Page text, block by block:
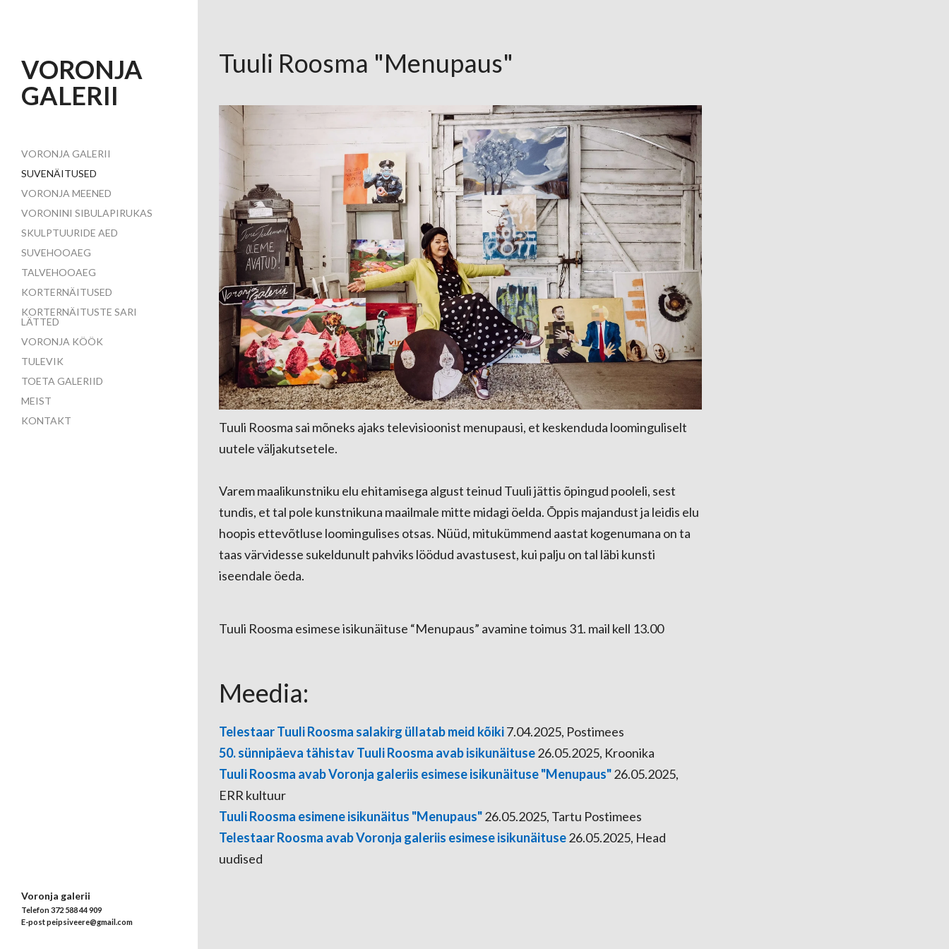
VORONJA
GALERII
VORONJA GALERII
SUVENÄITUSED
VORONJA MEENED
VORONINI SIBULAPIRUKAS
SKULPTUURIDE AED
SUVEHOOAEG
TALVEHOOAEG
KORTERNÄITUSED
KORTERNÄITUSTE SARI
LÄTTED
VORONJA KÖÖK
TULEVIK
TOETA GALERIID
MEIST
KONTAKT
Tuuli Roosma "Menupaus"
Tuuli Roosma sai mõneks ajaks televisioonist menupausi, et keskenduda loominguliselt
uutele väljakutsetele.
Varem maalikunstniku elu ehitamisega algust teinud Tuuli jättis õpingud pooleli, sest
tundis, et tal pole kunstnikuna maailmale mitte midagi öelda. Õppis majandust ja leidis elu
hoopis ettevõtluse loomingulises otsas. Nüüd, mitukümmend aastat kogenumana on ta
taas värvidesse sukeldunult pahviks löödud avastusest, kui palju on tal läbi kunsti
iseendale öeda.
Tuuli Roosma esimese isikunäituse “Menupaus” avamine toimus 31. mail kell 13.00
Meedia:
Telestaar Tuuli Roosma salakirg üllatab meid kõiki7.04.2025, Postimees
50. sünnipäeva tähistav Tuuli Roosma avab isikunäituse26.05.2025, Kroonika
Tuuli Roosma avab Voronja galeriis esimese isikunäituse "Menupaus"26.05.2025,
ERR kultuur
Tuuli Roosma esimene isikunäitus "Menupaus"26.05.2025, Tartu Postimees
Telestaar Roosma avab Voronja galeriis esimese isikunäituse26.05.2025, Head
uudised
Voronja galerii
Telefon 372 588 44 909
E-post peipsiveere@gmail.com